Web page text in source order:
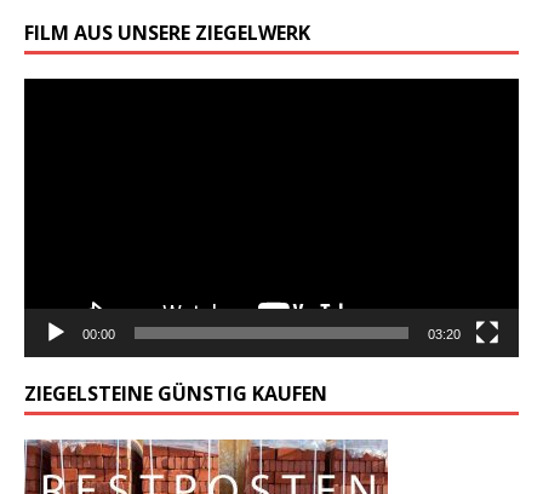
FILM AUS UNSERE ZIEGELWERK
00:00 03:20
ZIEGELSTEINE GÜNSTIG KAUFEN